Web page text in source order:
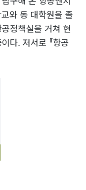
해와 문자의 전파…
널 - 물을 다스린
와 유산… 156
로니아, 페르시아…
로마와 동서 문명
재편과 교섭… 225
앙과 상업, 철학의
리스 - 물과 지진의
와 동 대학원을 졸
정책실을 거쳐 현
다. 저서로 『항공